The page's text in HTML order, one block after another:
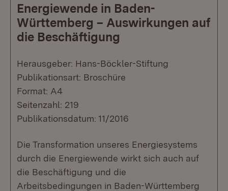
Energiewende in Baden-
Württemberg – Auswirkungen auf
die Beschäftigung
Herausgeber: Hans-Böckler-Stiftung
Publikationsart: Broschüre
Format: A4
Seitenzahl: 219
Publikationsdatum: 11/2016
Die Transformation unseres Energiesystems
durch die Energiewende wirkt sich auch auf
die Beschäftigung und die
Arbeitsbedingungen in Baden-Württemberg